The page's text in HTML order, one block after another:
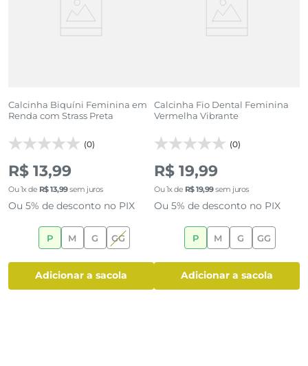
Calcinha Biquíni Feminina em
Renda com Strass Preta
(0)
R$ 13,99
Ou1x de R$13,99sem juros
Ou 5% de desconto no PIX
P M G GG
adicionar a sacola
Calcinha Fio Dental Feminina
Vermelha Vibrante
(0)
R$ 19,99
Ou1x de R$19,99sem juros
Ou 5% de desconto no PIX
P M G GG
adicionar a sacola